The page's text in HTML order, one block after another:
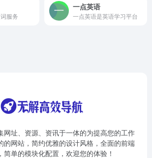
服务
一点英语
一点英语是英语学习平台
网址、资源、资讯于一体的为提高您的工作
的网站，简约优雅的设计风格，全面的前端
简单的模块化配置，欢迎您的体验！